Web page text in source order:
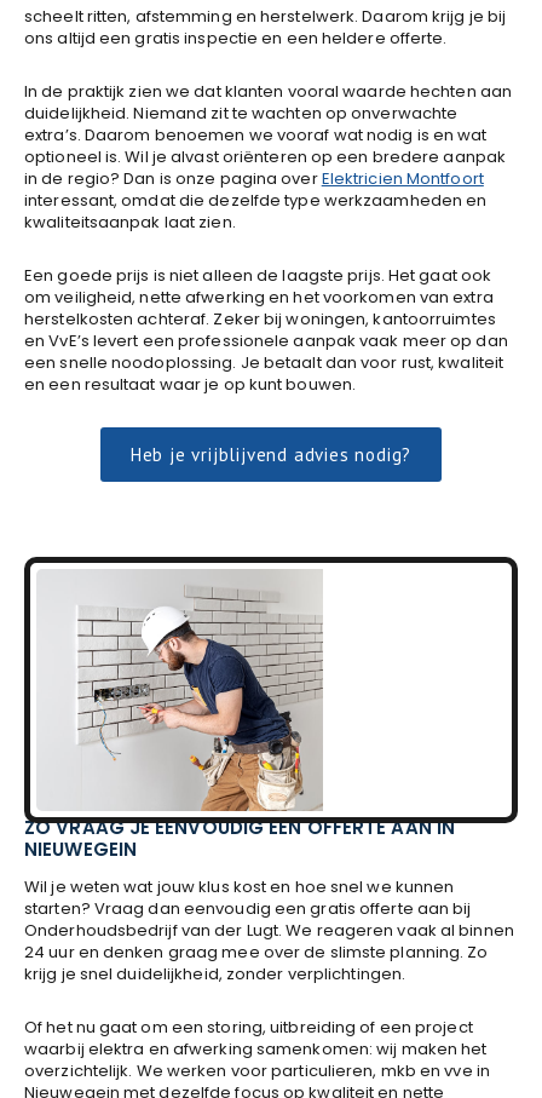
scheelt ritten, afstemming en herstelwerk. Daarom krijg je bij
ons altijd een gratis inspectie en een heldere offerte.
In de praktijk zien we dat klanten vooral waarde hechten aan
duidelijkheid. Niemand zit te wachten op onverwachte
extra’s. Daarom benoemen we vooraf wat nodig is en wat
optioneel is. Wil je alvast oriënteren op een bredere aanpak
in de regio? Dan is onze pagina overElektricien Montfoort
interessant, omdat die dezelfde type werkzaamheden en
kwaliteitsaanpak laat zien.
Een goede prijs is niet alleen de laagste prijs. Het gaat ook
om veiligheid, nette afwerking en het voorkomen van extra
herstelkosten achteraf. Zeker bij woningen, kantoorruimtes
en VvE’s levert een professionele aanpak vaak meer op dan
een snelle noodoplossing. Je betaalt dan voor rust, kwaliteit
en een resultaat waar je op kunt bouwen.
Heb je vrijblijvend advies nodig?
ZO VRAAG JE EENVOUDIG EEN OFFERTE AAN IN
NIEUWEGEIN
Wil je weten wat jouw klus kost en hoe snel we kunnen
starten? Vraag dan eenvoudig een gratis offerte aan bij
Onderhoudsbedrijf van der Lugt. We reageren vaak al binnen
24 uur en denken graag mee over de slimste planning. Zo
krijg je snel duidelijkheid, zonder verplichtingen.
Of het nu gaat om een storing, uitbreiding of een project
waarbij elektra en afwerking samenkomen: wij maken het
overzichtelijk. We werken voor particulieren, mkb en vve in
Nieuwegein met dezelfde focus op kwaliteit en nette